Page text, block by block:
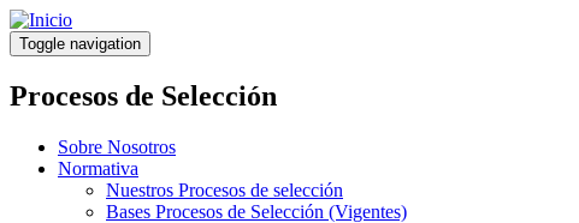
Pasar
al
contenido
principal
Toggle navigation
Procesos de Selección
Sobre Nosotros
Normativa
Nuestros Procesos de selección
Bases Procesos de Selección (Vigentes)